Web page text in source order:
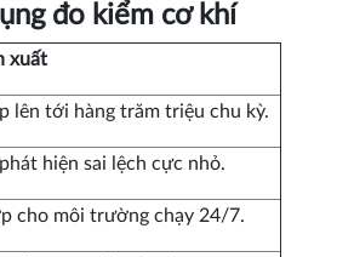
đo kiểm cơ khí
xuất
lên tới hàng trăm triệu chu kỳ.
hiện sai lệch cực nhỏ.
cho môi trường chạy 24/7.